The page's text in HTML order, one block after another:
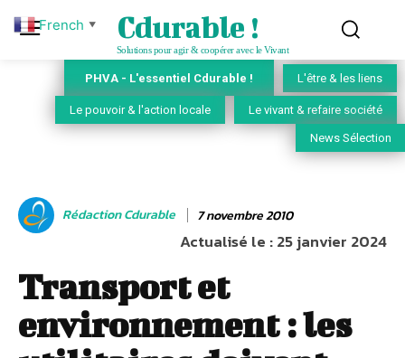
Cdurable !
Solutions pour agir & coopérer avec le Vivant
PHVA - L'essentiel Cdurable ! L'être & les liens
Le pouvoir & l'action locale Le vivant & refaire société
News Sélection
Rédaction Cdurable 7 novembre 2010
Actualisé le :25 janvier 2024
Transport et
environnement : les
French ▼